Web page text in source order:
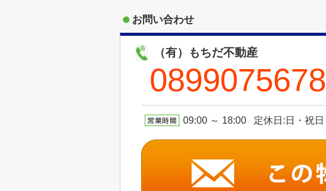
お問い合わせ
（有）もちだ不動産
0899075678
09:00 ～ 18:00 定休日:日・祝日